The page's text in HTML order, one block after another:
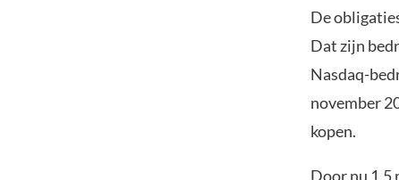
De
Dat zijn
Nasdaq-
november
kopen.
Door nu 1,5